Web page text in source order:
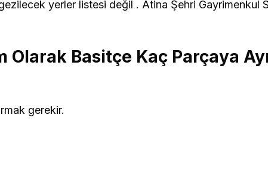
yerler listesi değil . Atina Şehri Gayrimenkul
Olarak Basitçe Kaç Parçaya
gerekir.